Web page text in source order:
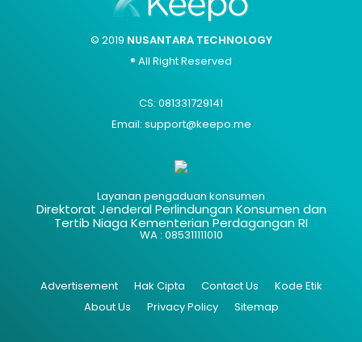
© 2019 NUSANTARA TECHNOLOGY
® All Right Reserved
CS: 081331729141
Email: support@keepo.me
Layanan pengaduan konsumen
Direktorat Jenderal Perlindungan Konsumen dan
Tertib Niaga Kementerian Perdagangan RI
WA : 085311111010
Advertisement Hak Cipta Contact Us
Kode Etik
About Us
Privacy Policy Sitemap